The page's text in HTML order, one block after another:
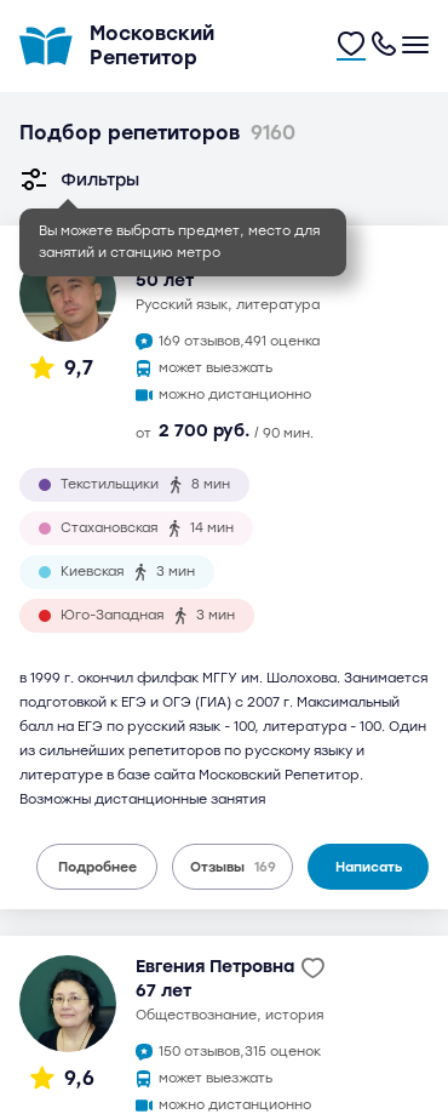
Московский
Репетитор
Подбор репетиторов 9160
Вы можете выбрать предмет, место для
занятий и станцию метро
Фильтры
9,7
Иван Игоревич
50 лет
русский язык, литература
169 отзывов,491 оценка
может выезжать
можно дистанционно
от 2 700 руб. / 90 мин.
Текстильщики 8 мин
Стахановская 14 мин
Киевская 3 мин
Юго-Западная 3 мин
в 1999 г. окончил филфак МГГУ им. Шолохова. Занимается
подготовкой к ЕГЭ и ОГЭ (ГИА) с 2007 г. Максимальный
балл на ЕГЭ по русский язык - 100, литература - 100. Один
из сильнейших репетиторов по русскому языку и
литературе в базе сайта Московский Репетитор.
Возможны дистанционные занятия
Подробнее Отзывы 169 Написать
9,6
Евгения Петровна
67 лет
обществознание, история
150 отзывов,315 оценок
может выезжать
можно дистанционно